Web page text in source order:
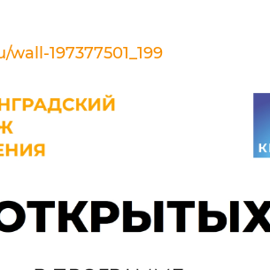
wall-197377501_199